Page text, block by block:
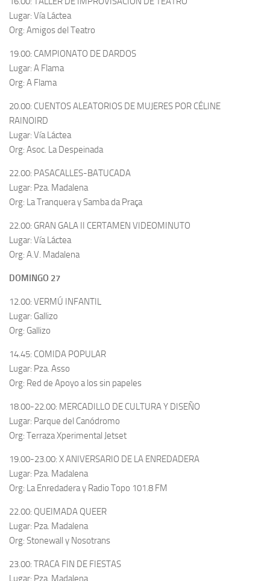
Lugar: Vía Láctea
Org: Amigos del Teatro
19.00: CAMPIONATO DE DARDOS
Lugar: A Flama
Org: A Flama
20.00: CUENTOS ALEATORIOS DE MUJERES POR CÉLINE
RAINOIRD
Lugar: Vía Láctea
Org: Asoc. La Despeinada
22.00: PASACALLES-BATUCADA
Lugar: Pza. Madalena
Org: La Tranquera y Samba da Praça
22.00: GRAN GALA II CERTAMEN VIDEOMINUTO
Lugar: Vía Láctea
Org: A.V. Madalena
DOMINGO 27
12.00: VERMÚ INFANTIL
Lugar: Gallizo
Org: Gallizo
14.45: COMIDA POPULAR
Lugar: Pza. Asso
Org: Red de Apoyo a los sin papeles
18.00-22.00: MERCADILLO DE CULTURA Y DISEÑO
Lugar: Parque del Canódromo
Org: Terraza Xperimental Jetset
19.00-23.00: X ANIVERSARIO DE LA ENREDADERA
Lugar: Pza. Madalena
Org: La Enredadera y Radio Topo 101.8 FM
22.00: QUEIMADA QUEER
Lugar: Pza. Madalena
Org: Stonewall y Nosotrans
23.00: TRACA FIN DE FIESTAS
Lugar: Pza. Madalena